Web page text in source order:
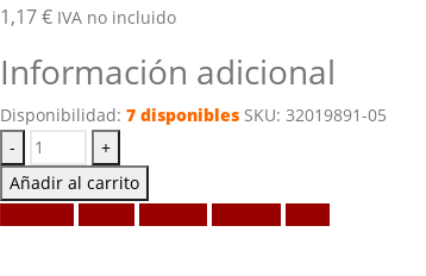
1,17€ IVA no incluido
Información adicional
Disponibilidad: 7 disponibles SKU: 32019891-05
-
+
Añadir al carrito